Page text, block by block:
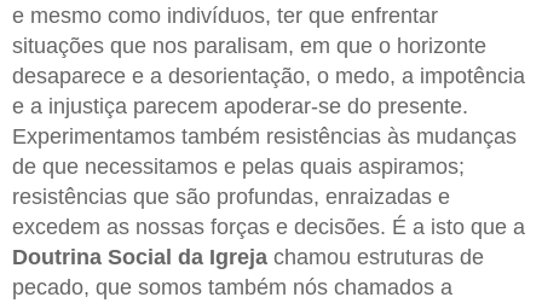
e mesmo como indivíduos, ter que enfrentar
situações que nos paralisam, em que o horizonte
desaparece e a desorientação, o medo, a impotência
e a injustiça parecem apoderar-se do presente.
Experimentamos também resistências às mudanças
de que necessitamos e pelas quais aspiramos;
resistências que são profundas, enraizadas e
excedem as nossas forças e decisões. É a isto que a
Doutrina Social da Igreja chamou estruturas de
pecado, que somos também nós chamados a